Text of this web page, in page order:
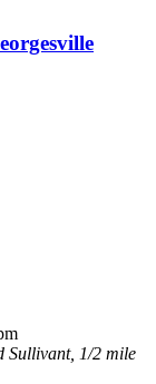
Sullivant, 1/2 mile